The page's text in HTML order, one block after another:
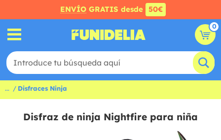
ENVÍO GRATIS desde 50€
0
... Disfraces Ninja
Disfraz de ninja Nightfire para niña